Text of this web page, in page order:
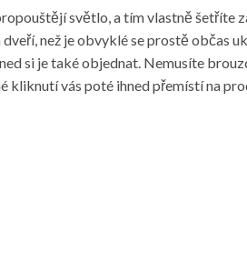
světlo, a tím vlastně šetříte
než je obvyklé se prostě občas
si je také objednat. Nemusíte
vás poté ihned přemístí na